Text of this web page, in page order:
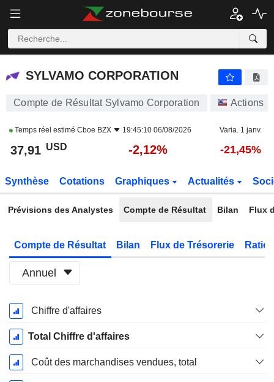
SYLVAMO CORPORATION
SYLVAMO CORPORATION
Compte de Résultat Sylvamo Corporation Actions
Temps réel estimé Cboe BZX 19:45:10 06/08/2026 Varia. 1 janv.
37,91 USD -2,12% -21,45%
Synthèse Cotations Graphiques Actualités
Prévisions des Analystes Compte de Résultat Bilan Flux
Compte de Résultat Bilan Flux de Trésorerie
Annuel
Période
Fiscale:
Décembre
Chiffre d'affaires
Total Chiffre d'affaires
Coût des marchandises vendues, total